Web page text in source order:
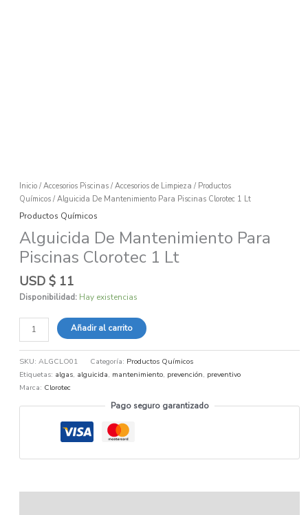
Inicio /Accesorios Piscinas /Accesorios de Limpieza / Productos
Químicos / Alguicida De Mantenimiento Para Piscinas Clorotec 1 Lt
Productos Químicos
Alguicida De Mantenimiento Para
Piscinas Clorotec 1 Lt
USD $ 11
Disponibilidad: Hay existencias
Lt
cantidad
Añadir al carrito
SKU:ALGCLO01 Categoría: Productos Químicos
Etiquetas: algas, alguicida, mantenimiento, prevención, preventivo
Marca: Clorotec
Pago seguro garantizado